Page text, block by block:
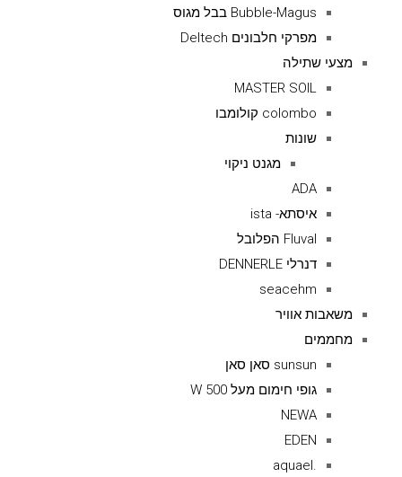
Bubble-Magus בבל מגוס
מפרקי חלבונים Deltech
מצעי שתילה
MASTER SOIL
colombo קולומבו
שונות
מגנט ניקוי
ADA
איסתא- ista
Fluval הפלובל
דנרלי DENNERLE
seacehm
משאבות אוויר
מחממים
sunsun סאן סאן
גופי חימום מעל 500 W
NEWA
EDEN
.aquael